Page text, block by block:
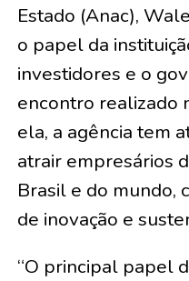
Estado (Anac),
o papel da
investidores e o
encontro realizado
ela, a agência tem
atrair empresários
Brasil e do mundo,
de inovação e
“O principal papel